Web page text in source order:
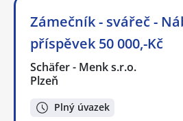
Zámečník - svářeč -
příspěvek 50 000,-Kč
Schäfer - Menk s.r.o.
Plzeň
Plný úvazek